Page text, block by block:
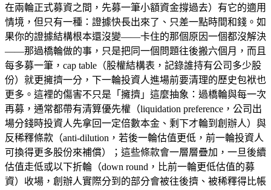
在兩輪正式募資之間，先募一筆小額資金撐過去）有它的適用
情境，但只有一種：證據快長出來了、只差一點時間和錢。如
果你的證據結構根本還沒變——卡住的那個原因一個都沒解決
——那過橋輪做的事，只是把同一個問題往後搬六個月，而且
每多募一筆，cap table（股權結構表，記錄誰持有公司多少股
份）就更擁擠一分，下一輪投資人進場前要清理的歷史包袱也
更多。這裡的傷害不只是「擁擠」這麼抽象：過橋輪與每一次
再募，通常都帶有清算優先權（liquidation preference，公司出
場分錢時投資人先拿回一定倍數本金、剩下才輪到創辦人）與
反稀釋條款（anti-dilution，若後一輪估值更低，前一輪投資人
可換得更多股份來補償）；這些條款會一層層疊加，一旦後續
估值走低或以下折輪（down round，比前一輪更低估值的募
資）收場，創辦人實際分到的部分會被往後擠、被稀釋得比帳